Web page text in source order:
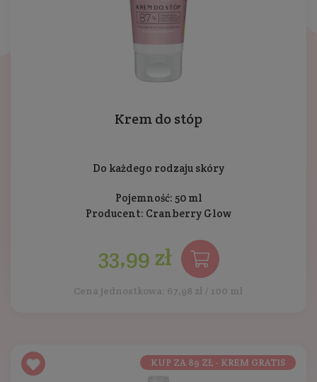
Krem do stóp
Do każdego rodzaju skóry
Pojemność: 50 ml
Producent: Cranberry Glow
33,99 zł
Cena jednostkowa: 67,98 zł / 100 ml
KUP ZA 89 ZŁ - KREM GRATIS